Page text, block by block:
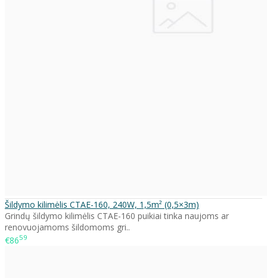
Šildymo kilimėlis CTAE-160, 240W, 1,5m² (0,5×3m)
Grindų šildymo kilimėlis CTAE-160 puikiai tinka naujoms ar
renovuojamoms šildomoms gri..
€8659